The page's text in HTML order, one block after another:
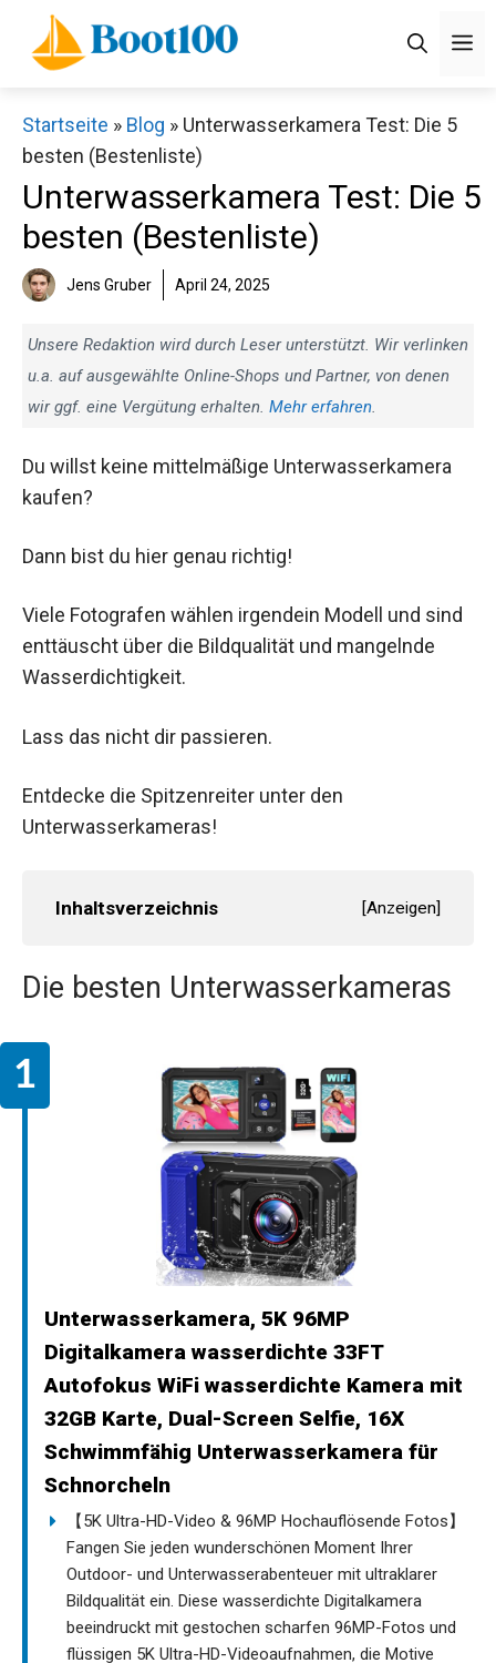
Inhalt
springen
Startseite » Blog » Unterwasserkamera Test: Die 5
besten (Bestenliste)
Unterwasserkamera Test: Die 5
besten (Bestenliste)
Jens Gruber April 24, 2025
Unsere Redaktion wird durch Leser unterstützt. Wir verlinken
u.a. auf ausgewählte Online-Shops und Partner, von denen
wir ggf. eine Vergütung erhalten. Mehr erfahren.
Du willst keine mittelmäßige Unterwasserkamera
kaufen?
Dann bist du hier genau richtig!
Viele Fotografen wählen irgendein Modell und sind
enttäuscht über die Bildqualität und mangelnde
Wasserdichtigkeit.
Lass das nicht dir passieren.
Entdecke die Spitzenreiter unter den
Unterwasserkameras!
Inhaltsverzeichnis [Anzeigen]
Die besten Unterwasserkameras
Unterwasserkamera, 5K 96MP
Digitalkamera wasserdichte 33FT
Autofokus WiFi wasserdichte Kamera mit
32GB Karte, Dual-Screen Selfie, 16X
Schwimmfähig Unterwasserkamera für
Schnorcheln
【5K Ultra-HD-Video & 96MP Hochauflösende Fotos】
Fangen Sie jeden wunderschönen Moment Ihrer
Outdoor- und Unterwasserabenteuer mit ultraklarer
Bildqualität ein. Diese wasserdichte Digitalkamera
beeindruckt mit gestochen scharfen 96MP-Fotos und
flüssigen 5K Ultra-HD-Videoaufnahmen, die Motive